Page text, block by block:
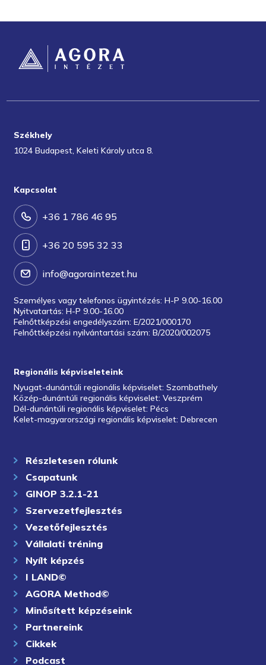
Székhely
1024 Budapest, Keleti Károly utca 8.
Kapcsolat
+36 1 786 46 95
+36 20 595 32 33
info@agoraintezet.hu
Személyes vagy telefonos ügyintézés: H-P 9.00-16.00
Nyitvatartás: H-P 9.00-16.00
Felnőttképzési engedélyszám: E/2021/000170
Felnőttképzési nyilvántartási szám: B/2020/002075
Regionális képviseleteink
Nyugat-dunántúli regionális képviselet: Szombathely
Közép-dunántúli regionális képviselet: Veszprém
Dél-dunántúli regionális képviselet: Pécs
Kelet-magyarországi regionális képviselet: Debrecen
Részletesen rólunk
Csapatunk
GINOP 3.2.1-21
Szervezetfejlesztés
Vezetőfejlesztés
Vállalati tréning
Nyílt képzés
I LAND©
AGORA Method©
Minősített képzéseink
Partnereink
Cikkek
Podcast